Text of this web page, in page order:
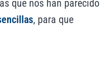
que nos han parecido
, para que